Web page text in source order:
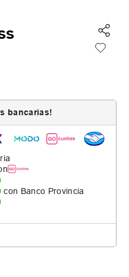
bancarias!
con Banco Provincia